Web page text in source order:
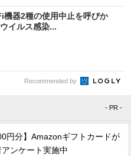
機器2種の使用中止を呼びか
イルス感染...
Recommended by
- PR -
円分】Amazonギフトカードが
ンケート実施中